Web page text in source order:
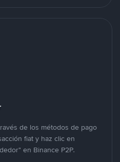
de los métodos de pago
fiat y haz clic en
en Binance P2P.